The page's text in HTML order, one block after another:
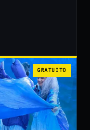
GRATUITO